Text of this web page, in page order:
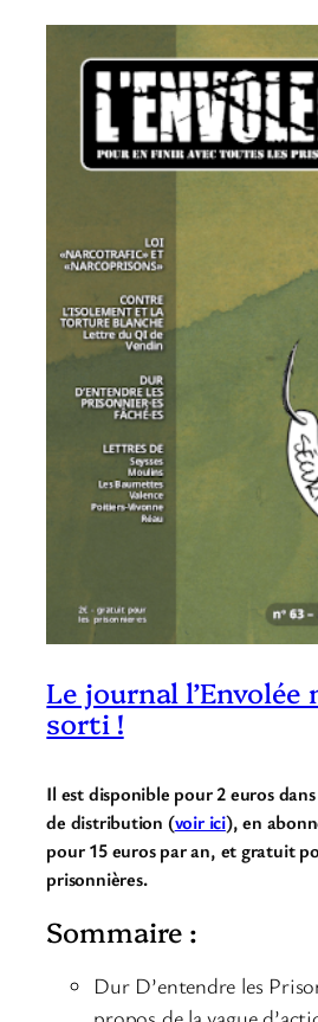
Le journal l’Envolée
sorti !
Il est disponible pour 2 euros
de distribution (voir ici), en
pour 15 euros par an, et gratuit
prisonnières.
Sommaire :
Dur D’entendre les